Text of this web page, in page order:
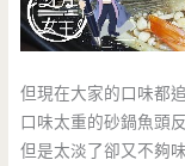
但現在大家的口味都
口味太重的砂鍋魚頭
但是太淡了卻又不夠味